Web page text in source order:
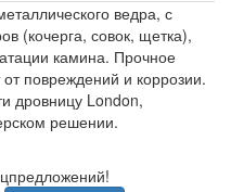
ведра, с
(кочерга, совок, щетка),
камина. Прочное
повреждений и коррозии.
дровницу London,
решении.